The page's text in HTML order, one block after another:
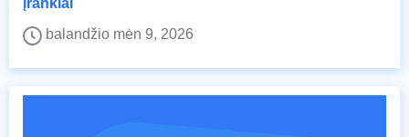
balandžio mėn 9, 2026